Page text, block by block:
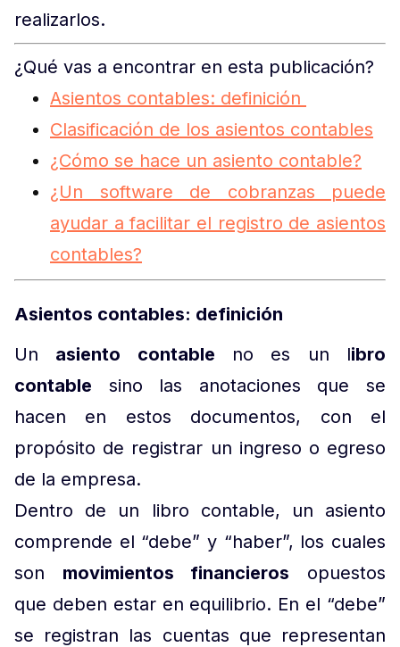
realizarlos.
¿Qué vas a encontrar en esta publicación?
Asientos contables: definición
Clasificación de los asientos contables
¿Cómo se hace un asiento contable?
¿Un software de cobranzas puede
ayudar a facilitar el registro de asientos
contables?
Asientos contables: definición
Un asiento contable no es un libro
contable sino las anotaciones que se
hacen en estos documentos, con el
propósito de registrar un ingreso o egreso
de la empresa.
Dentro de un libro contable, un asiento
comprende el “debe” y “haber”, los cuales
son movimientos financieros opuestos
que deben estar en equilibrio. En el “debe”
se registran las cuentas que representan